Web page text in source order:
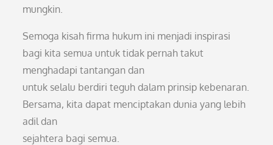
mungkin.
Semoga kisah firma hukum ini menjadi inspirasi
bagi kita semua untuk tidak pernah takut
menghadapi tantangan dan
untuk selalu berdiri teguh dalam prinsip kebenaran.
Bersama, kita dapat menciptakan dunia yang lebih
adil dan
sejahtera bagi semua.